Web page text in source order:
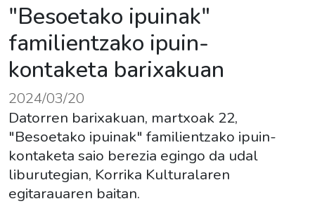
"Besoetako ipuinak"
familientzako ipuin-
kontaketa barixakuan
2024/03/20
Datorren barixakuan, martxoak 22,
"Besoetako ipuinak" familientzako ipuin-
kontaketa saio berezia egingo da udal
liburutegian, Korrika Kulturalaren
egitarauaren baitan.